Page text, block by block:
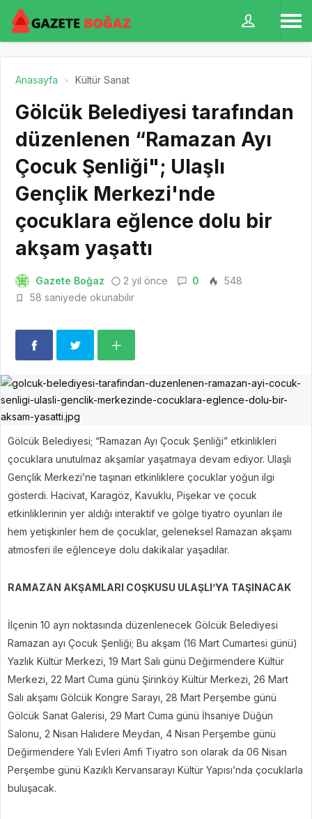
Anasayfa Kültür Sanat
Gölcük Belediyesi tarafından
düzenlenen “Ramazan Ayı
Çocuk Şenliği"; Ulaşlı
Gençlik Merkezi'nde
çocuklara eğlence dolu bir
akşam yaşattı
Gazete Boğaz 2 yıl önce 0
548
58 saniyede okunabilir
Gölcük Belediyesi; “Ramazan Ayı Çocuk Şenliği” etkinlikleri
çocuklara unutulmaz akşamlar yaşatmaya devam ediyor. Ulaşlı
Gençlik Merkezi’ne taşınan etkinliklere çocuklar yoğun ilgi
gösterdi. Hacivat, Karagöz, Kavuklu, Pişekar ve çocuk
etkinliklerinin yer aldığı interaktif ve gölge tiyatro oyunları ile
hem yetişkinler hem de çocuklar, geleneksel Ramazan akşamı
atmosferi ile eğlenceye dolu dakikalar yaşadılar.
RAMAZAN AKŞAMLARI COŞKUSU ULAŞLI’YA TAŞINACAK
İlçenin 10 ayrı noktasında düzenlenecek Gölcük Belediyesi
Ramazan ayı Çocuk Şenliği; Bu akşam (16 Mart Cumartesi günü)
Yazlık Kültür Merkezi, 19 Mart Salı günü Değirmendere Kültür
Merkezi, 22 Mart Cuma günü Şirinköy Kültür Merkezi, 26 Mart
Salı akşamı Gölcük Kongre Sarayı, 28 Mart Perşembe günü
Gölcük Sanat Galerisi, 29 Mart Cuma günü İhsaniye Düğün
Salonu, 2 Nisan Halıdere Meydan, 4 Nisan Perşembe günü
Değirmendere Yalı Evleri Amfi Tiyatro son olarak da 06 Nisan
Perşembe günü Kazıklı Kervansarayı Kültür Yapısı’nda çocuklarla
buluşacak.